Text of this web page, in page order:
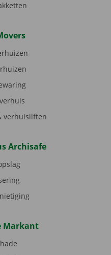
verhuisliften
Archisafe
Markant